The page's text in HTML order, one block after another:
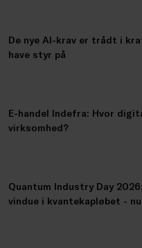
De nye AI-krav er trådt i
have styr på
E-handel Indefra: Hvor
virksomhed?
Quantum Industry Day
vindue i kvantekapløbet -